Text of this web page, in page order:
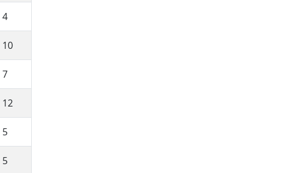
4
10
7
12
5
5